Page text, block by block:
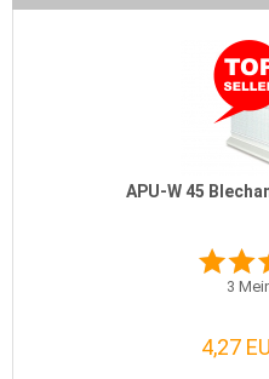
APU-W 45
3
4,27